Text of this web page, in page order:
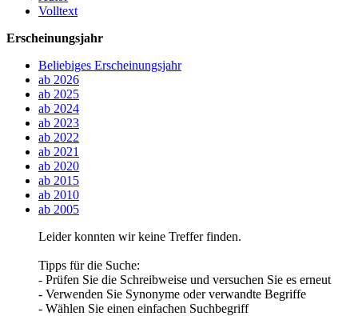
Volltext
Erscheinungsjahr
Beliebiges Erscheinungsjahr
ab 2026
ab 2025
ab 2024
ab 2023
ab 2022
ab 2021
ab 2020
ab 2015
ab 2010
ab 2005
Leider konnten wir keine Treffer finden.
Tipps für die Suche:
- Prüfen Sie die Schreibweise und versuchen Sie es erneut
- Verwenden Sie Synonyme oder verwandte Begriffe
- Wählen Sie einen einfachen Suchbegriff